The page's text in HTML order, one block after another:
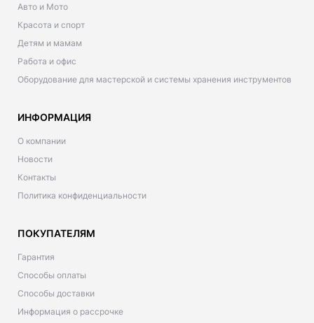
Авто и Мото
Красота и спорт
Детям и мамам
Работа и офис
Оборудование для мастерской и системы хранения инструментов
ИНФОРМАЦИЯ
О компании
Новости
Контакты
Политика конфиденциальности
ПОКУПАТЕЛЯМ
Гарантия
Способы оплаты
Способы доставки
Информация о рассрочке